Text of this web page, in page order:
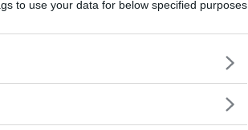
to use your data for below specified purposes